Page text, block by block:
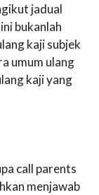
jadual
bukanlah
kaji subjek
umum ulang
kaji yang
call parents
menjawab